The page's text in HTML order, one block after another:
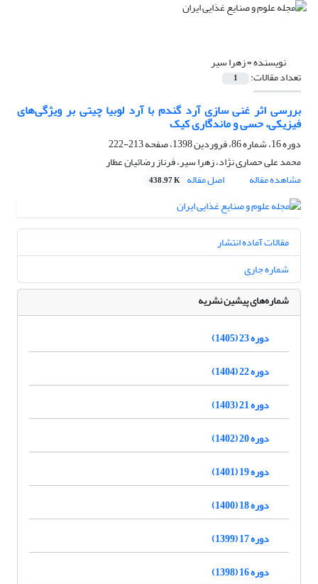
نویسنده =زهرا سیر
تعداد مقالات: 1
بررسی اثر غنی سازی آرد گندم با آرد لوبیا چیتی بر ویژگی‌های
فیزیکی، حسی و ماندگاری کیک
دوره 16، شماره 86، فروردین 1398، صفحه
213-222
محمد علی حصاری نژاد، زهرا سیر، فرناز رضائیان عطار
مشاهده مقاله
اصل مقاله 438.97 K
مقالات آماده انتشار
شماره جاری
شماره‌های پیشین نشریه
دوره 23 (1405)
دوره 22 (1404)
دوره 21 (1403)
دوره 20 (1402)
دوره 19 (1401)
دوره 18 (1400)
دوره 17 (1399)
دوره 16 (1398)